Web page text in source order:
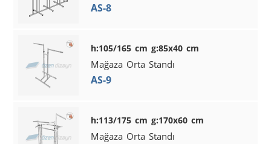
AS-8
h:105/165 cm g:85x40 cm
Mağaza Orta Standı
AS-9
h:113/175 cm g:170x60 cm
Mağaza Orta Standı